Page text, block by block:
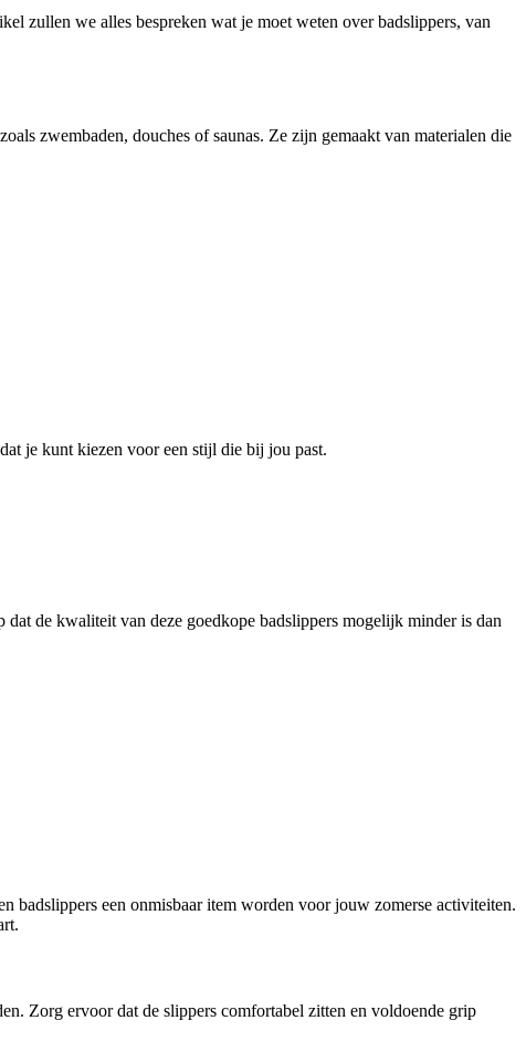
zullen we alles bespreken wat je moet weten over badslippers, van
zwembaden, douches of saunas. Ze zijn gemaakt van materialen die
je kunt kiezen voor een stijl die bij jou past.
de kwaliteit van deze goedkope badslippers mogelijk minder is dan
badslippers een onmisbaar item worden voor jouw zomerse activiteiten.
Zorg ervoor dat de slippers comfortabel zitten en voldoende grip